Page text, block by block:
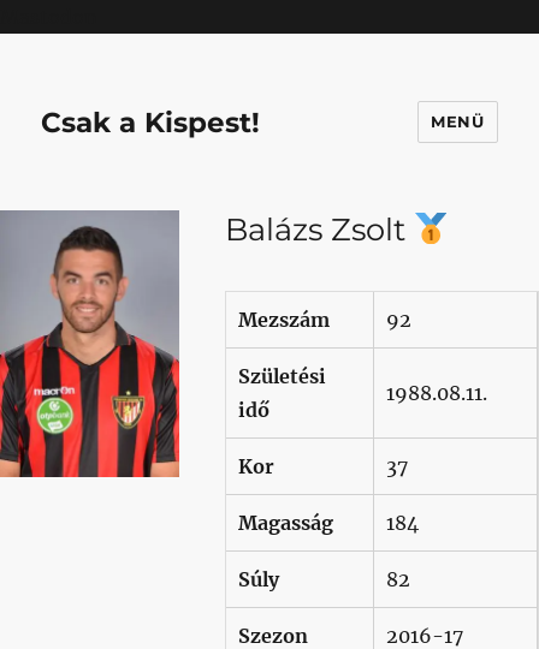
Csak a Kispest! MENÜ
Balázs Zsolt
Mezszám 92
Születési
idő
1988.08.11.
Kor 37
Magasság 184
Súly 82
Szezon 2016-17